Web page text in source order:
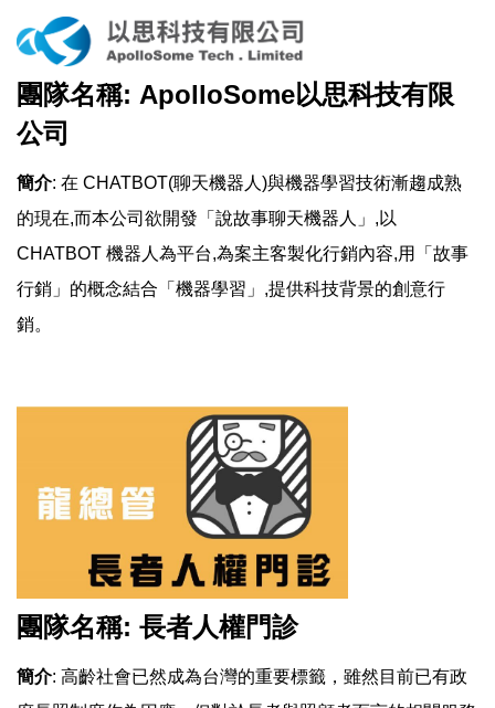
團隊名稱: ApolloSome以思科技有限
公司
簡介: 在 CHATBOT(聊天機器人)與機器學習技術漸趨成熟
的現在,而本公司欲開發「說故事聊天機器人」,以
CHATBOT 機器人為平台,為案主客製化行銷內容,用「故事
行銷」的概念結合「機器學習」,提供科技背景的創意行
銷。
團隊名稱: 長者人權門診
簡介: 高齡社會已然成為台灣的重要標籤，雖然目前已有政